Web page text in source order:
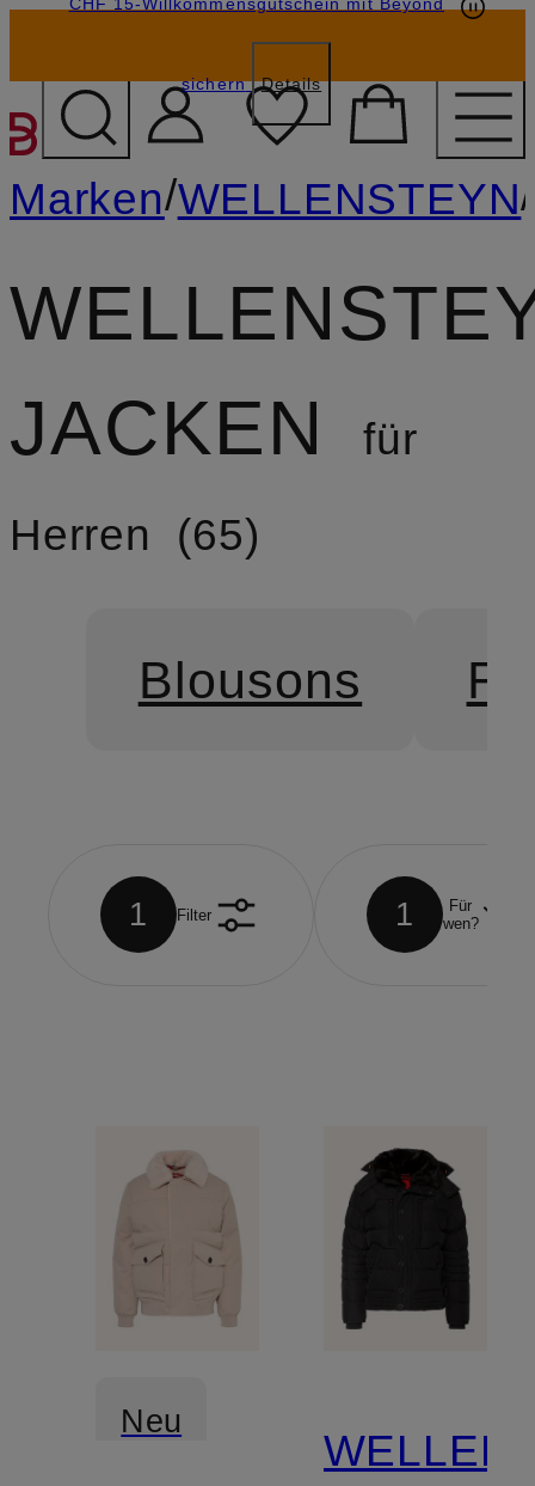
ZUM HAUPTINHALT
sichern Details
Marken/WELLENSTEYN/
JACKEN
für
Herren
65
Blousons
1 Filter 1
Für
wen?
Neu